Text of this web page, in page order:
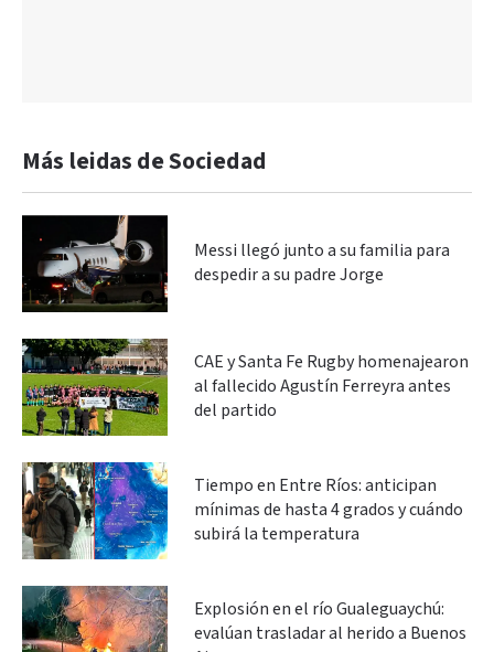
Más leidas de Sociedad
Messi llegó junto a su familia para
despedir a su padre Jorge
CAE y Santa Fe Rugby homenajearon
al fallecido Agustín Ferreyra antes
del partido
Tiempo en Entre Ríos: anticipan
mínimas de hasta 4 grados y cuándo
subirá la temperatura
Explosión en el río Gualeguaychú:
evalúan trasladar al herido a Buenos